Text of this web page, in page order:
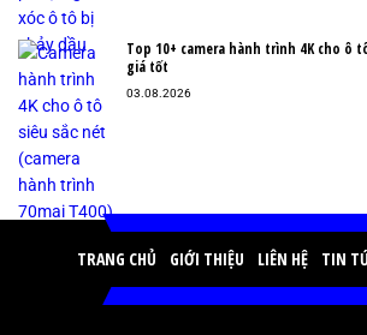
Top 10+ camera hành trình 4K cho ô
giá tốt
03.08.2026
TRANG CHỦ GIỚI THIỆU LIÊN HỆ TIN